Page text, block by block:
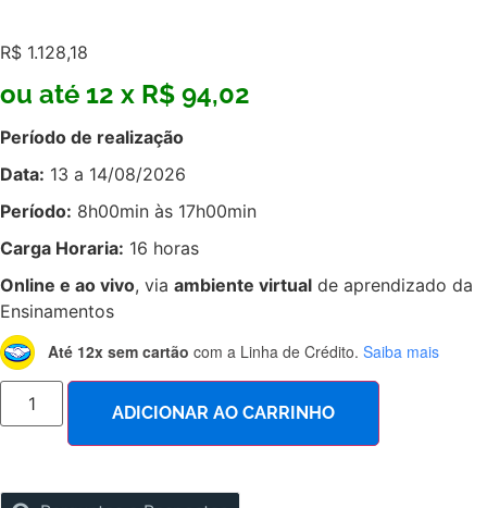
R$ 1.128,18
ou até 12 x R$ 94,02
Período de realização
Data: 13 a 14/08/2026
Período: 8h00min às 17h00min
Carga Horaria: 16 horas
Online e ao vivo, via ambiente virtual de aprendizado da
Ensinamentos
Até 12x sem cartão com a Linha de Crédito. Saiba mais
ADICIONAR AO CARRINHO